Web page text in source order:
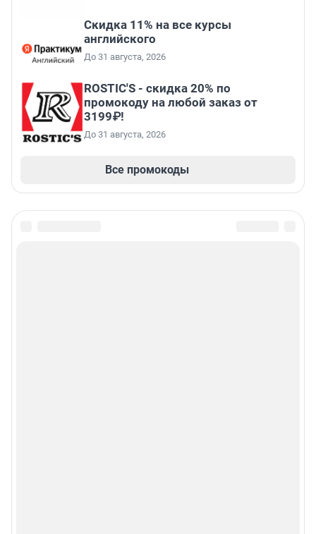
Скидка 11% на все курсы
английского
До 31 августа, 2026
ROSTIC'S - скидка 20% по
промокоду на любой заказ от
3199₽!
До 31 августа, 2026
Все промокоды